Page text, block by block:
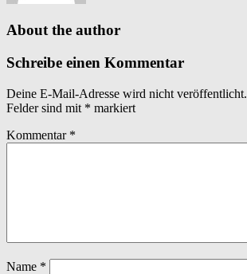
About the author
Schreibe einen Kommentar
Deine E-Mail-Adresse wird nicht veröffentlicht.
Felder sind mit * markiert
Kommentar *
Name *